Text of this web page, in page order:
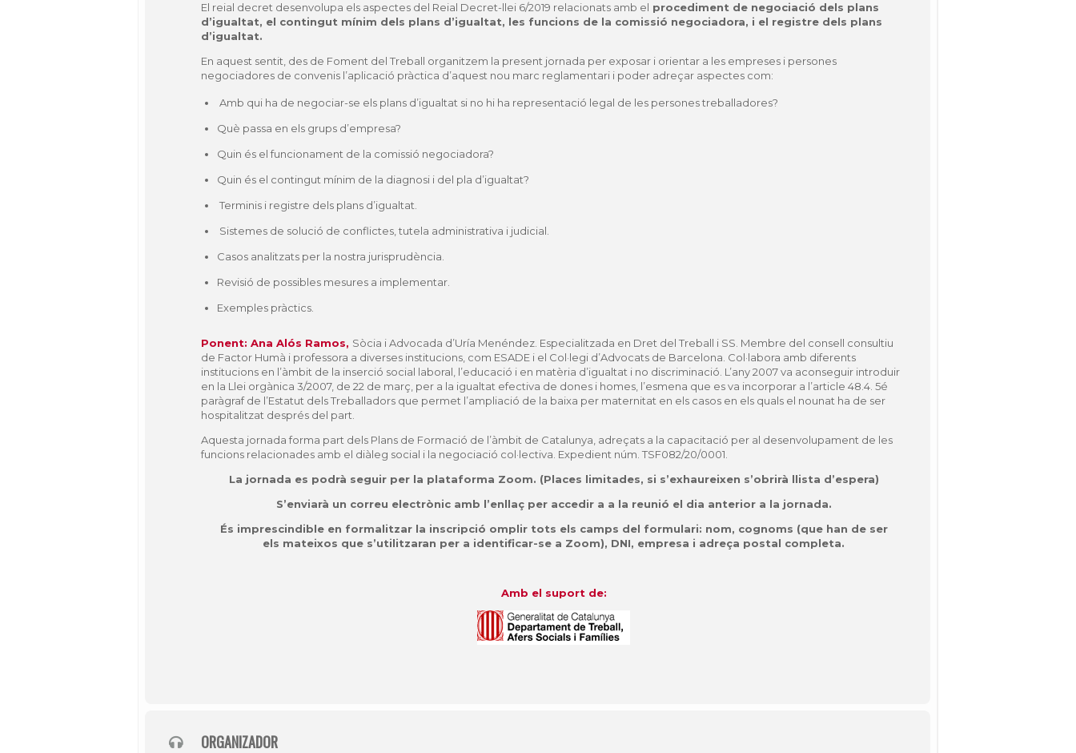
El reial decret desenvolupa els aspectes del Reial Decret-llei 6/2019 relacionats amb el procediment de negociació dels plans
d’igualtat, el contingut mínim dels plans d’igualtat, les funcions de la comissió negociadora, i el registre dels plans
d’igualtat.
En aquest sentit, des de Foment del Treball organitzem la present jornada per exposar i orientar a les empreses i persones
negociadores de convenis l’aplicació pràctica d’aquest nou marc reglamentari i poder adreçar aspectes com:
Amb qui ha de negociar-se els plans d’igualtat si no hi ha representació legal de les persones treballadores?
Què passa en els grups d’empresa?
Quin és el funcionament de la comissió negociadora?
Quin és el contingut mínim de la diagnosi i del pla d’igualtat?
Terminis i registre dels plans d’igualtat.
Sistemes de solució de conflictes, tutela administrativa i judicial.
Casos analitzats per la nostra jurisprudència.
Revisió de possibles mesures a implementar.
Exemples pràctics.
Ponent: Ana Alós Ramos, Sòcia i Advocada d’Uría Menéndez. Especialitzada en Dret del Treball i SS. Membre del consell consultiu
de Factor Humà i professora a diverses institucions, com ESADE i el Col·legi d’Advocats de Barcelona. Col·labora amb diferents
institucions en l’àmbit de la inserció social laboral, l’educació i en matèria d’igualtat i no discriminació. L’any 2007 va aconseguir introduir
en la Llei orgànica 3/2007, de 22 de març, per a la igualtat efectiva de dones i homes, l’esmena que es va incorporar a l’article 48.4. 5é
paràgraf de l’Estatut dels Treballadors que permet l’ampliació de la baixa per maternitat en els casos en els quals el nounat ha de ser
hospitalitzat després del part.
Aquesta jornada forma part dels Plans de Formació de l’àmbit de Catalunya, adreçats a la capacitació per al desenvolupament de les
funcions relacionades amb el diàleg social i la negociació col·lectiva. Expedient núm. TSF082/20/0001.
La jornada es podrà seguir per la plataforma Zoom. (Places limitades, si s’exhaureixen s’obrirà llista d’espera)
S’enviarà un correu electrònic amb l’enllaç per accedir a a la reunió el dia anterior a la jornada.
És imprescindible en formalitzar la inscripció omplir tots els camps del formulari: nom, cognoms (que han de ser
els mateixos que s’utilitzaran per a identificar-se a Zoom), DNI, empresa i adreça postal completa.
Amb el suport de:
ORGANIZADOR